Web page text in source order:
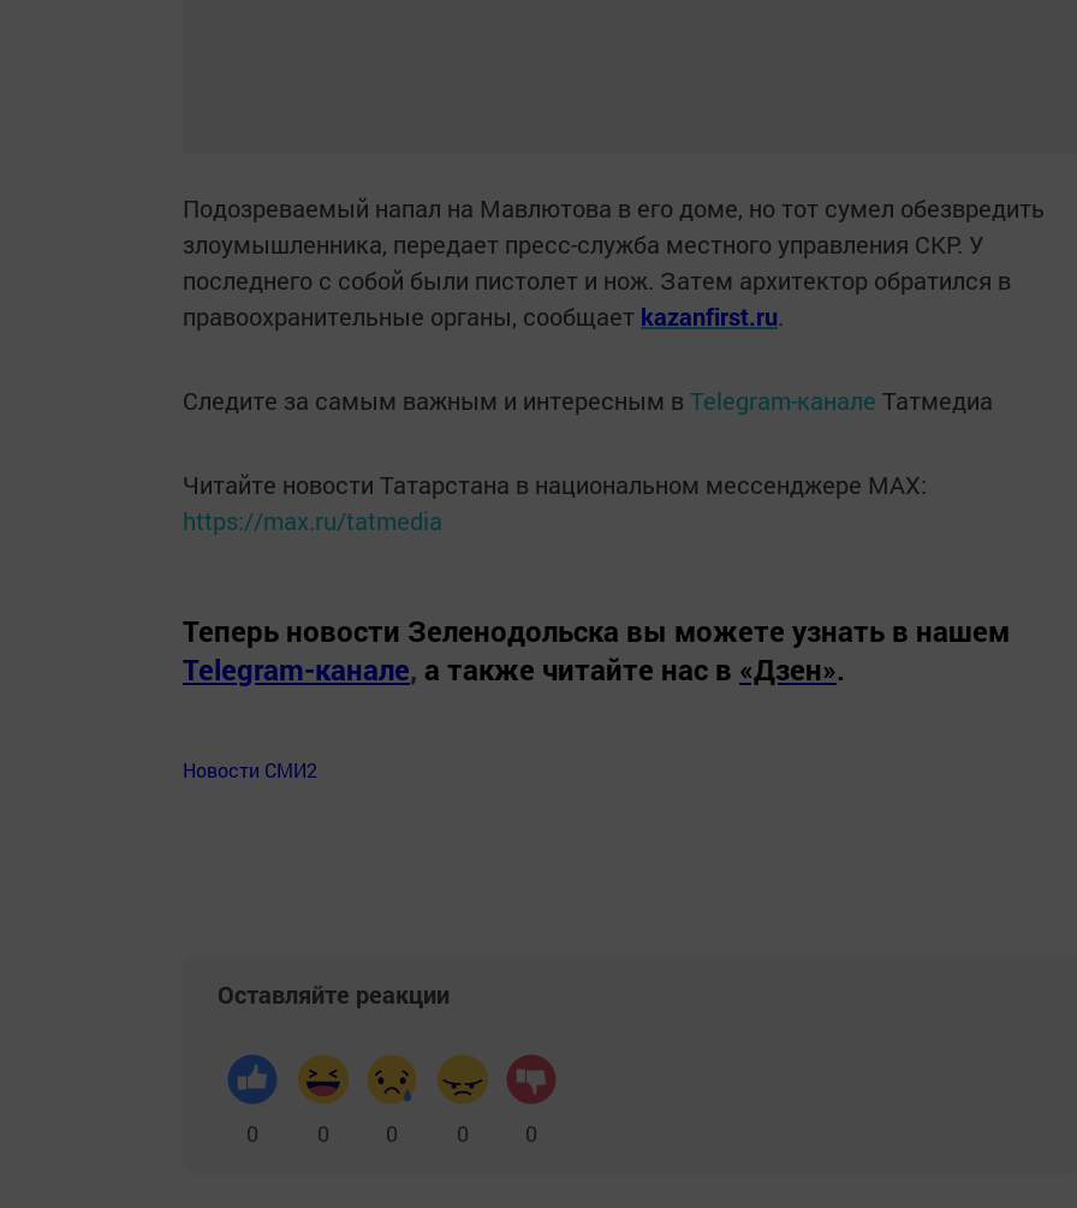
Подозреваемый напал на Мавлютова в его доме, но тот сумел обезвредить
злоумышленника, передает пресс-служба местного управления СКР. У
последнего с собой были пистолет и нож. Затем архитектор обратился в
правоохранительные органы, сообщает kazanfirst.ru.
Следите за самым важным и интересным в Telegram-канале Татмедиа
Читайте новости Татарстана в национальном мессенджере MАХ:
https://max.ru/tatmedia
Теперь новости Зеленодольска вы можете узнать в нашем
Telegram-канале, а также читайте нас в «Дзен».
Новости СМИ2
Оставляйте реакции
0 0 0 0 0